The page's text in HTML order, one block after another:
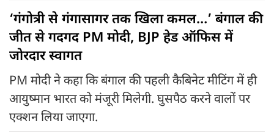
‘गंगोत्री से गंगासागर तक खिला कमल…’ बंगाल की
जीत से गदगद PM मोदी, BJP हेड ऑफिस में
जोरदार स्वागत
PM मोदी ने कहा कि बंगाल की पहली कैबिनेट मीटिंग में ही
आयुष्मान भारत को मंजूरी मिलेगी. घुसपैठ करने वालों पर
एक्शन लिया जाएगा.